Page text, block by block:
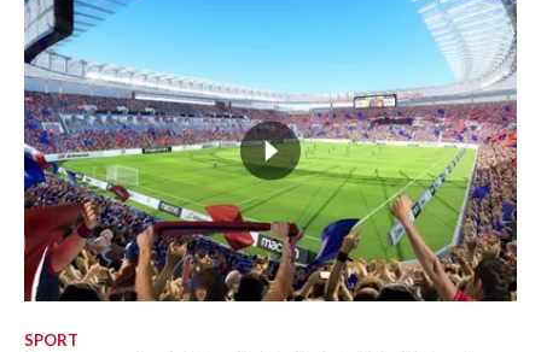
SPORT